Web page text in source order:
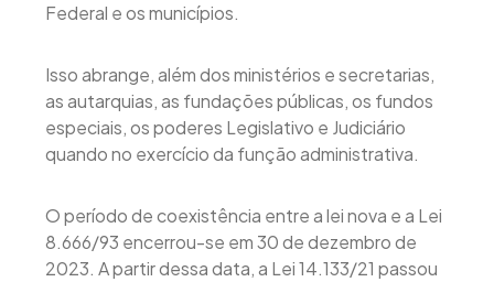
Federal e os municípios.
Isso abrange, além dos ministérios e secretarias,
as autarquias, as fundações públicas, os fundos
especiais, os poderes Legislativo e Judiciário
quando no exercício da função administrativa.
O período de coexistência entre a lei nova e a Lei
8.666/93 encerrou-se em 30 de dezembro de
2023. A partir dessa data, a Lei 14.133/21 passou